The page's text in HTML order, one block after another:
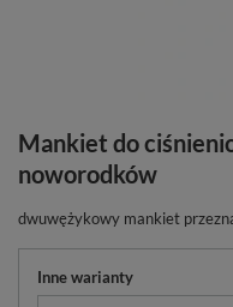
Mankiet do
noworodków
dwuwężykowy mankiet
Inne warianty